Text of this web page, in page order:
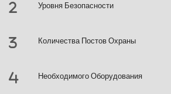
⁠уровня Безопасности
Количества Постов Охраны
Необходимого Оборудования